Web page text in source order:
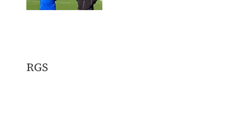
RGS